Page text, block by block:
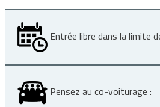
Entrée libre dans la limite
Pensez au co-voiturage :